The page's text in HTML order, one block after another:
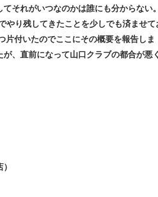
それがいつなのかは誰にも分からない
やり残してきたことを少しでも済ませて
付いたのでここにその概要を報告しま
、直前になって山口クラブの都合が悪